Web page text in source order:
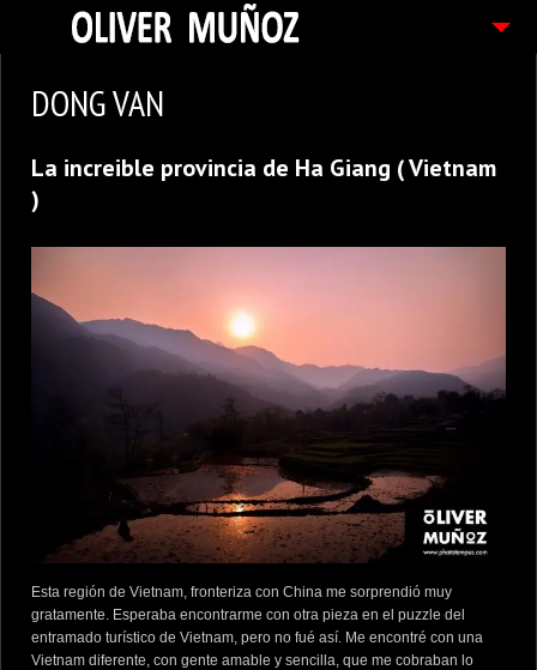
FOTOGRAFIAS
CONTACTO
PEDIDOS
DONG VAN
La increible provincia de Ha Giang ( Vietnam
)
Esta región de Vietnam, fronteriza con China me sorprendió muy
gratamente. Esperaba encontrarme con otra pieza en el puzzle del
entramado turístico de Vietnam, pero no fué así. Me encontré con una
Vietnam diferente, con gente amable y sencilla, que me cobraban lo